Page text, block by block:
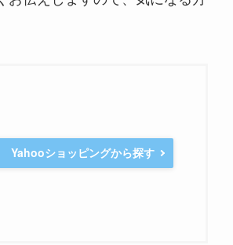
Yahooショッピングから探す